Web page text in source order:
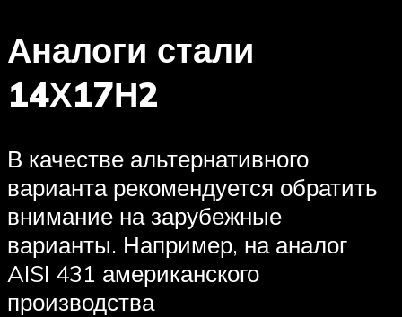
Аналоги стали
14Х17Н2
В качестве альтернативного
варианта рекомендуется обратить
внимание на зарубежные
варианты. Например, на аналог
AISI 431 американского
производства